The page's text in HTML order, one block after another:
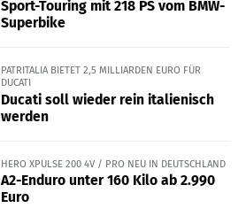
Sport-Touring mit 218 PS vom BMW-
Superbike
PATRITALIA BIETET 2,5 MILLIARDEN EURO FÜR
DUCATI
Ducati soll wieder rein italienisch
werden
HERO XPULSE 200 4V / PRO NEU IN DEUTSCHLAND
A2-Enduro unter 160 Kilo ab 2.990
Euro